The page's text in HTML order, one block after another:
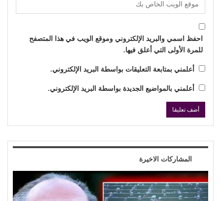
احفظ اسمي والبريد الإلكتروني وموقع الويب في هذا المتصفح
للمرة الأولى التي أعلق فيها.
أعلمني بمتابعة التعليقات بواسطة البريد الإلكتروني.
أعلمني بالمواضيع الجديدة بواسطة البريد الإلكتروني.
المشاركات الاخيرة